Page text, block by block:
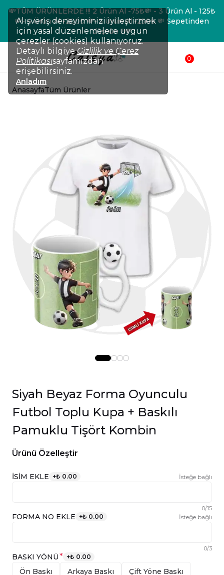
Alışveriş deneyiminizi iyileştirmek
için yasal düzenlemelere uygun
çerezler (cookies) kullanıyoruz.
Detaylı bilgiye Gizlilik ve Çerez
Politikasısayfamızdan
erişebilirsiniz.
Anladım
💸TÜM ÜRÜNLERDE !!! 2 Ürün Al -75₺💸 - 3 Ürün Al - 125₺
💸- 4 Ürün Al -200₺ 💸- 5 Ürün Al -250₺ 💸 Sepetinden
düşsün !!!💸
0
AnasayfaTüm Ürünler
Siyah Beyaz Forma Oyunculu
Futbol Toplu Kupa + Baskılı
Pamuklu Tişört Kombin
Ürünü Özelleştir
İSİM EKLE +₺ 0.00 İsteğe bağlı
0/15
FORMA NO EKLE +₺ 0.00 İsteğe bağlı
0/3
BASKI YÖNÜ* +₺ 0.00
Ön Baskı Arkaya Baskı Çift Yöne Baskı